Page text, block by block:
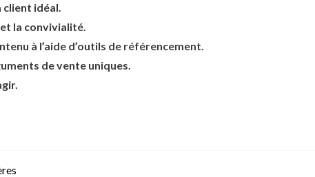
client idéal.
et la convivialité.
à l’aide d’outils de référencement.
de vente uniques.